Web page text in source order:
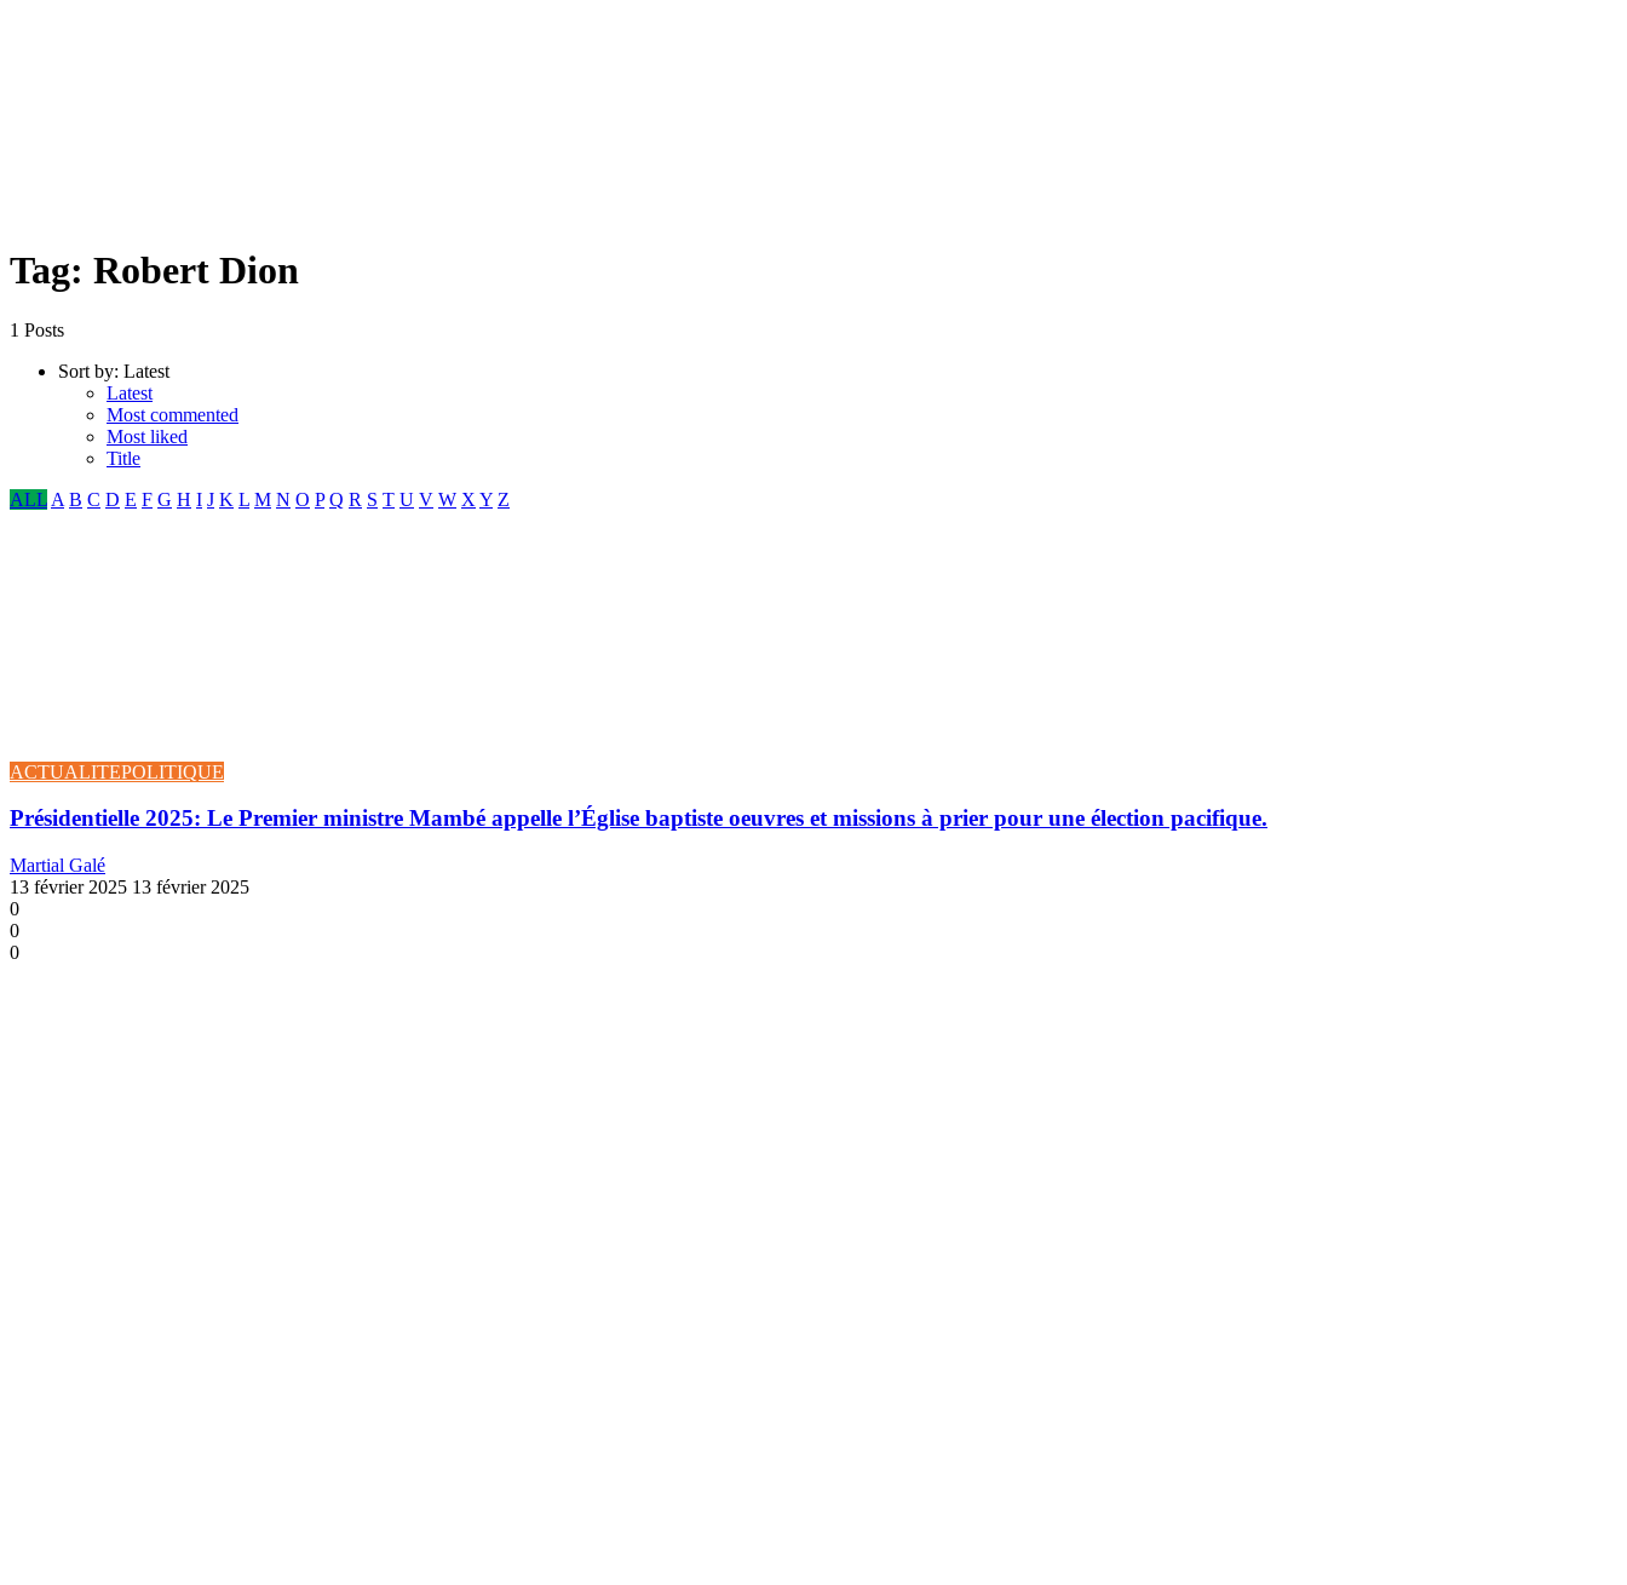
Tag: Robert Dion
1 Posts
Sort by: Latest
Latest
Most commented
Most liked
Title
ALL A B C D E F G H I J K L M N O P Q R S T U V W X Y Z
ACTUALITEPOLITIQUE
Présidentielle 2025: Le Premier ministre Mambé appelle l’Église baptiste oeuvres et missions à prier pour une élection pacifique.
Martial Galé
13 février 2025 13 février 2025
0
0
0